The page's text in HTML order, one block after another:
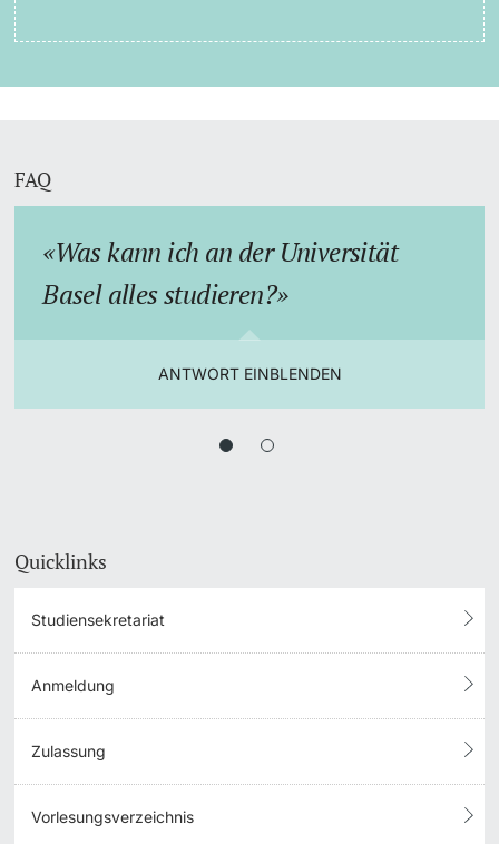
FAQ
Was kann ich an der Universität
Basel alles studieren?
ANTWORT EINBLENDEN
Quicklinks
Studiensekretariat
Anmeldung
Zulassung
Vorlesungsverzeichnis